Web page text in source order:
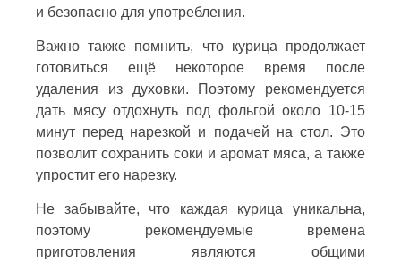
и безопасно для употребления.
Важно также помнить, что курица продолжает
готовиться ещё некоторое время после
удаления из духовки. Поэтому рекомендуется
дать мясу отдохнуть под фольгой около 10-15
минут перед нарезкой и подачей на стол. Это
позволит сохранить соки и аромат мяса, а также
упростит его нарезку.
Не забывайте, что каждая курица уникальна,
поэтому рекомендуемые времена
приготовления являются общими